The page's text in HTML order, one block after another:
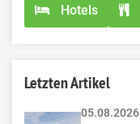
Hotels
Letzten Artikel
05.08.2026